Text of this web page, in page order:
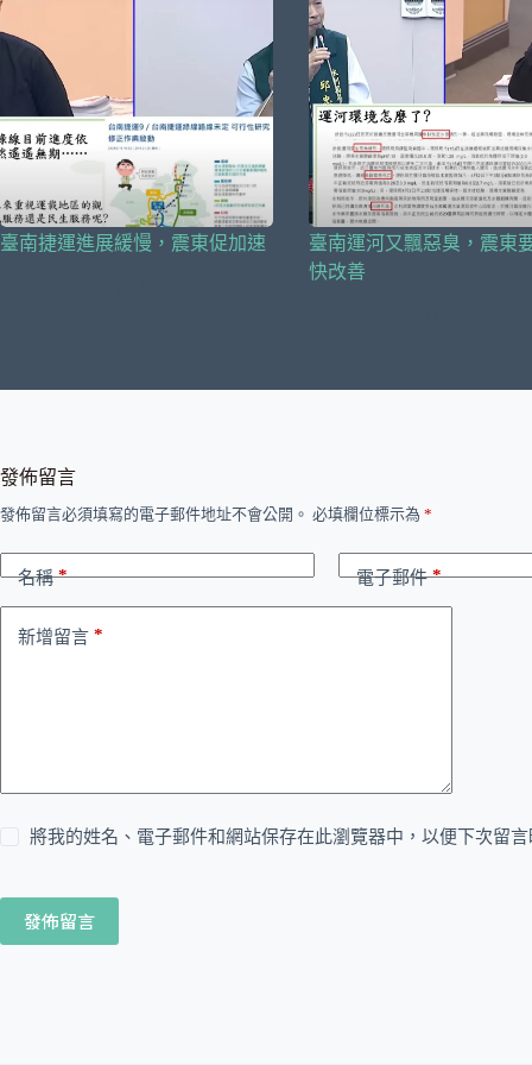
臺南捷運進展緩慢，震東促加速
臺南運河又飄惡臭，震東
快改善
發佈留言
發佈留言必須填寫的電子郵件地址不會公開。 必填欄位標示為 *
名稱* 電子郵件*
新增留言 *
將我的姓名、電子郵件和網站保存在此瀏覽器中，以便下次留
發佈留言